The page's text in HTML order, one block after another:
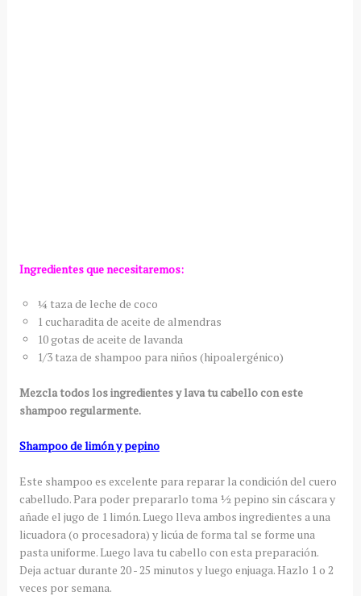
Ingredientes que necesitaremos:
¼ taza de leche de coco
1 cucharadita de aceite de almendras
10 gotas de aceite de lavanda
1/3 taza de shampoo para niños (hipoalergénico)
Mezcla todos los ingredientes y lava tu cabello con este
shampoo regularmente.
Shampoo de limón y pepino
Este shampoo es excelente para reparar la condición del cuero
cabelludo. Para poder prepararlo toma ½ pepino sin cáscara y
añade el jugo de 1 limón. Luego lleva ambos ingredientes a una
licuadora (o procesadora) y licúa de forma tal se forme una
pasta uniforme. Luego lava tu cabello con esta preparación.
Deja actuar durante 20 - 25 minutos y luego enjuaga. Hazlo 1 o 2
veces por semana.